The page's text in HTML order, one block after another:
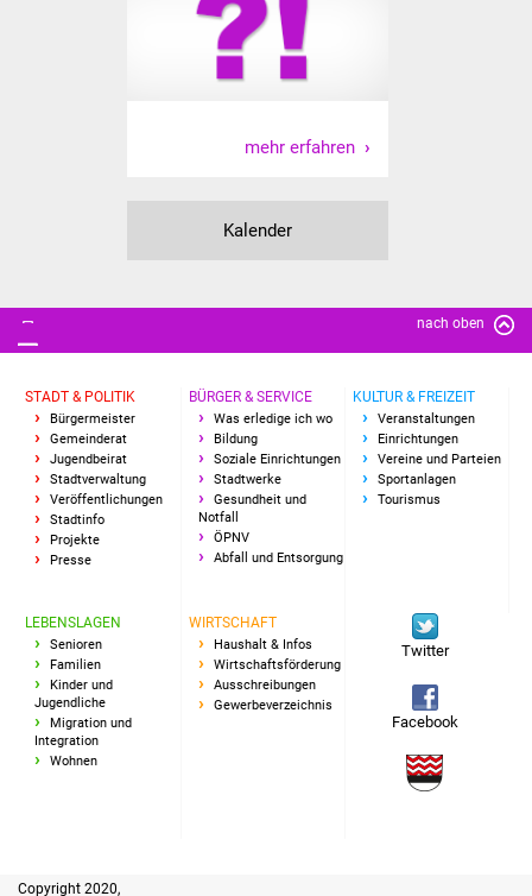
Sportanlagen
Tourismus
Erlebnisregion
Route der
Lebenslagen
Stadtseniorenrat
Sommerwochen für
Ältere
Seniorenwohn- und
Familien
Familientreff
Kinder und Jugendliche
mehr erfahren
Kalender
nach oben
STADT & POLITIK
Bürgermeister
Gemeinderat
Jugendbeirat
Stadtverwaltung
Veröffentlichungen
Stadtinfo
Projekte
Presse
BÜRGER & SERVICE
Was erledige ich wo
Bildung
Soziale Einrichtungen
Stadtwerke
Gesundheit und
Notfall
ÖPNV
Abfall und Entsorgung
KULTUR & FREIZEIT
Veranstaltungen
Einrichtungen
Vereine und Parteien
Sportanlagen
Tourismus
LEBENSLAGEN
Senioren
Familien
Kinder und
Jugendliche
Migration und
Integration
Wohnen
WIRTSCHAFT
Haushalt & Infos
Wirtschaftsförderung
Ausschreibungen
Gewerbeverzeichnis
Twitter
Facebook
Copyright 2020,